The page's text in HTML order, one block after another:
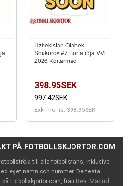
Uzbekistan Otabek
Shukurov #7 Bortatröja VM
2026 Kortärmad
398.95SEK
997.42SEK
Exkl moms: 398.95SEK
PÅ FOTBOLLSKJORTOR.COM
till alla fotbollsfans, inklusive
eget namn och nummer. De flesta
Fotbollskjortor.com, från Real Madrid